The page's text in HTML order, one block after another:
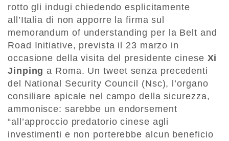
rotto gli indugi chiedendo esplicitamente
all’Italia di non apporre la firma sul
memorandum of understanding per la Belt and
Road Initiative, prevista il 23 marzo in
occasione della visita del presidente cinese Xi
Jinping a Roma. Un tweet senza precedenti
del National Security Council (Nsc), l’organo
consiliare apicale nel campo della sicurezza,
ammonisce: sarebbe un endorsement
“all’approccio predatorio cinese agli
investimenti e non porterebbe alcun beneficio